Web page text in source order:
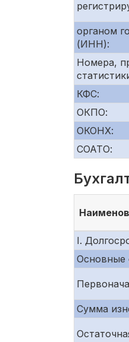
органом
(ИНН):
Номера,
КФС:
ОКПО:
ОКОНХ:
СОАТО:
I.
Основные
Сумма